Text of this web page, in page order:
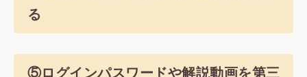
る
⑤ログインパスワードや解説動画を第三